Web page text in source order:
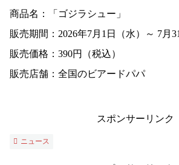
商品名：「ゴジラシュー」
販売期間：2026年7月1日（水）～ 7月
販売価格：390円（税込）
販売店舗：全国のビアードパパ
スポンサーリンク
ニュース